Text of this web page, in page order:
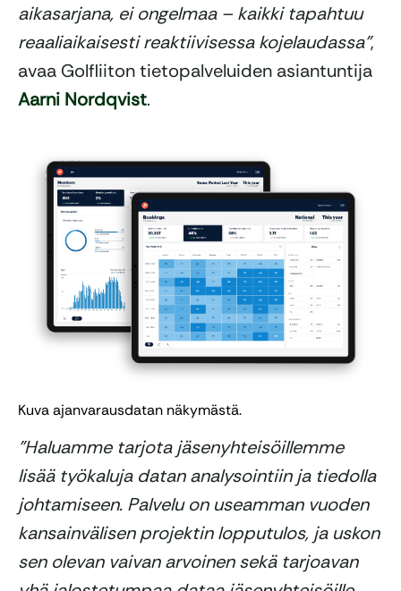
aikasarjana, ei ongelmaa – kaikki tapahtuu
reaaliaikaisesti reaktiivisessa kojelaudassa”,
avaa Golfliiton tietopalveluiden asiantuntija
Aarni Nordqvist.
Kuva ajanvarausdatan näkymästä.
”Haluamme tarjota jäsenyhteisöillemme
lisää työkaluja datan analysointiin ja tiedolla
johtamiseen. Palvelu on useamman vuoden
kansainvälisen projektin lopputulos, ja uskon
sen olevan vaivan arvoinen sekä tarjoavan